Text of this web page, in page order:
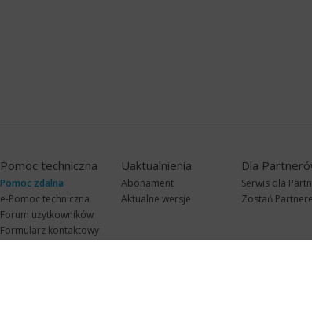
Pomoc techniczna
Pomoc zdalna
e-Pomoc techniczna
Forum użytkowników
Formularz kontaktowy
Uaktualnienia
Abonament
Aktualne wersje
Dla
Serwis dla
Zostań